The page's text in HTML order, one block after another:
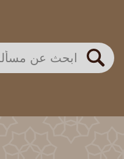
بحث
اللجنة الدائمة